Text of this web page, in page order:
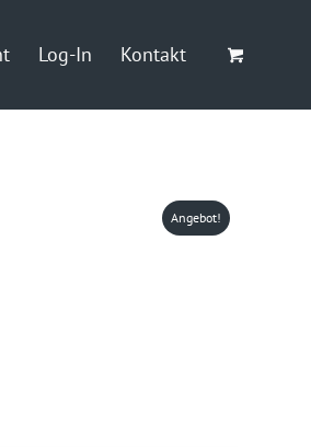
Log-In Kontakt
Angebot!